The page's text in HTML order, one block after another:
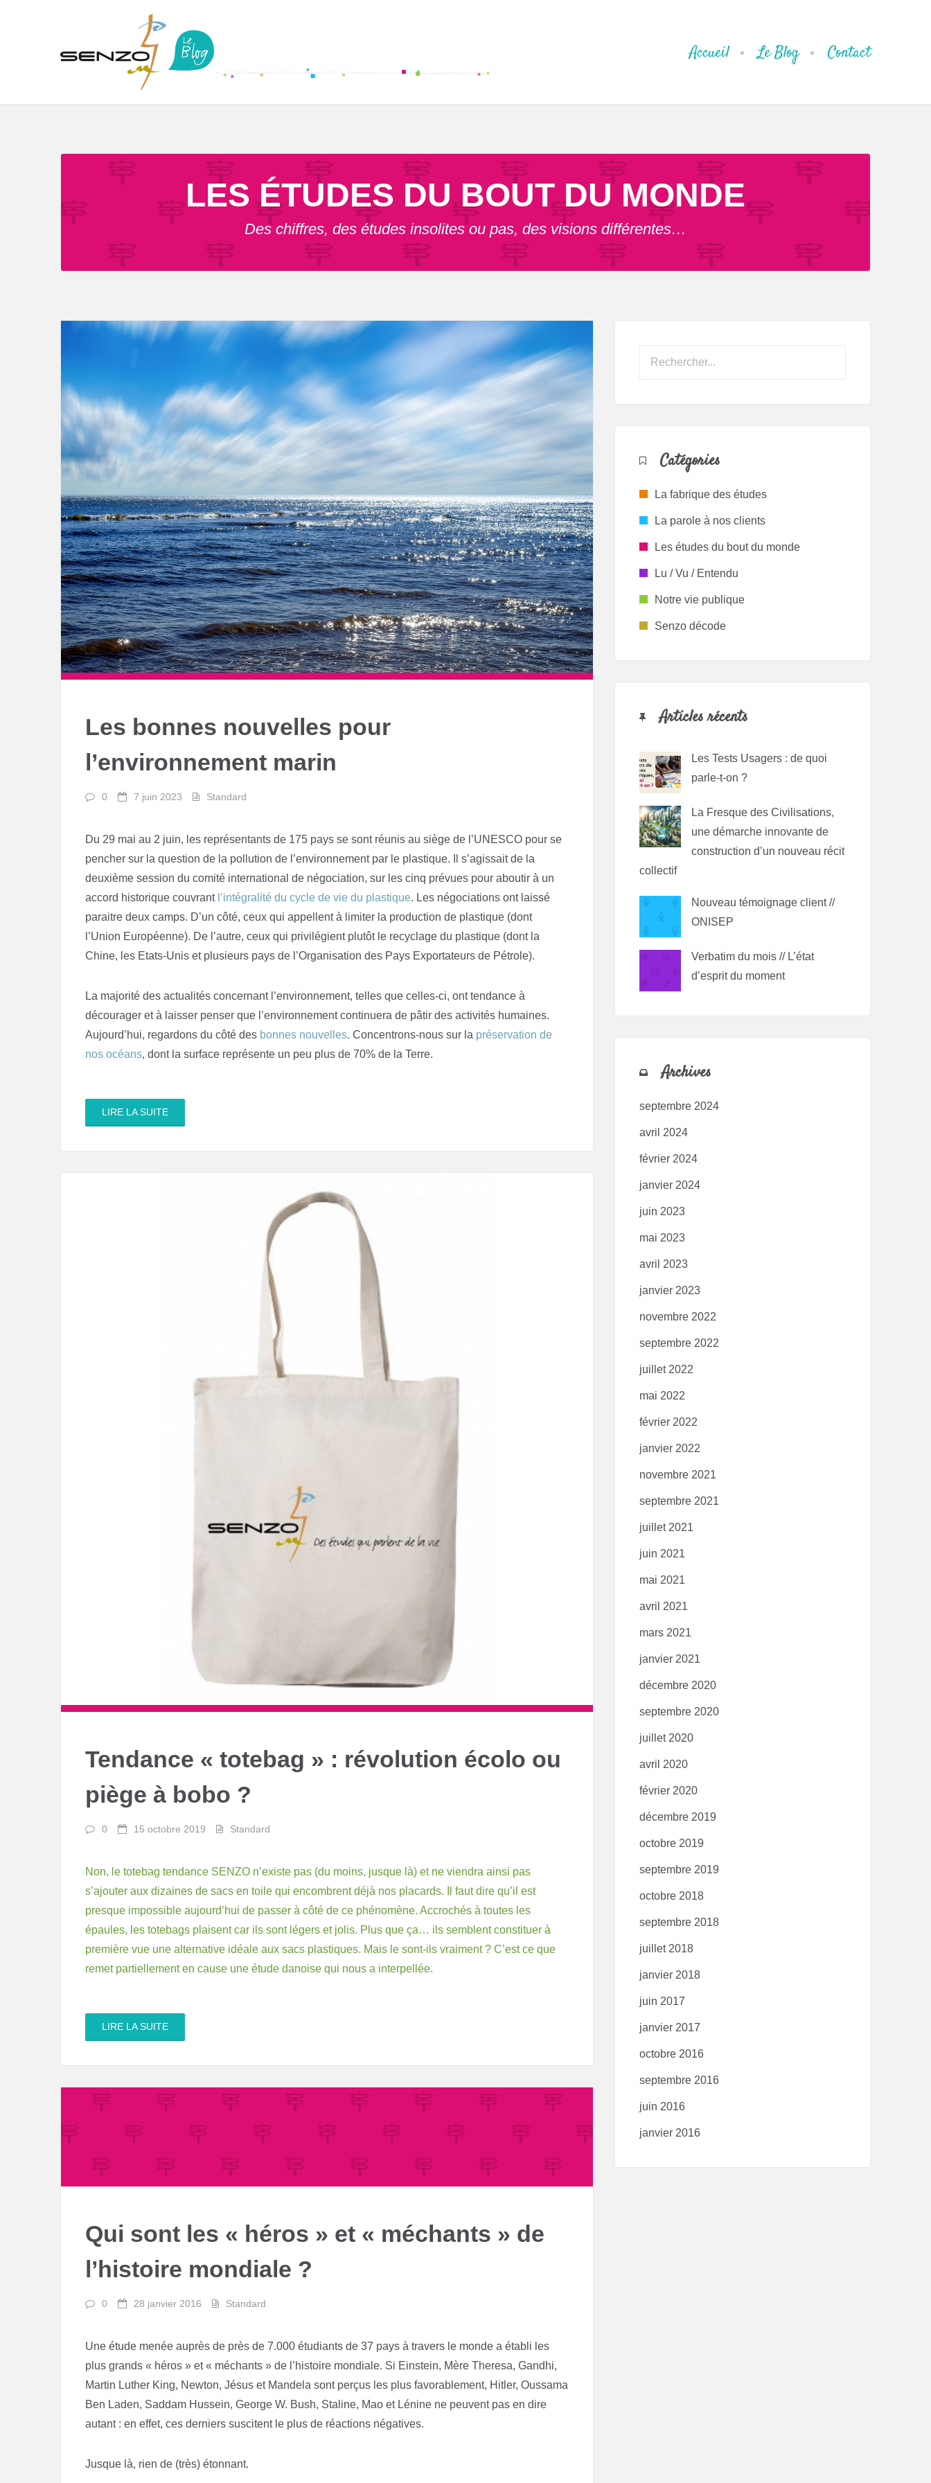
Accueil Le Blog Contact
LES ÉTUDES DU BOUT DU MONDE
Des chiffres, des études insolites ou pas, des visions différentes…
Les bonnes nouvelles pour
l’environnement marin
0 7 juin 2023 Standard
Du 29 mai au 2 juin, les représentants de 175 pays se sont réunis au siège de l’UNESCO pour se
pencher sur la question de la pollution de l’environnement par le plastique. Il s’agissait de la
deuxième session du comité international de négociation, sur les cinq prévues pour aboutir à un
accord historique couvrant l’intégralité du cycle de vie du plastique. Les négociations ont laissé
paraitre deux camps. D’un côté, ceux qui appellent à limiter la production de plastique (dont
l’Union Européenne). De l’autre, ceux qui privilégient plutôt le recyclage du plastique (dont la
Chine, les Etats-Unis et plusieurs pays de l’Organisation des Pays Exportateurs de Pétrole).
La majorité des actualités concernant l’environnement, telles que celles-ci, ont tendance à
décourager et à laisser penser que l’environnement continuera de pâtir des activités humaines.
Aujourd’hui, regardons du côté des bonnes nouvelles. Concentrons-nous sur la préservation de
nos océans, dont la surface représente un peu plus de 70% de la Terre.
LIRE LA SUITE
Tendance « totebag » : révolution écolo ou
piège à bobo ?
0 15 octobre 2019 Standard
Non, le totebag tendance SENZO n’existe pas (du moins, jusque là) et ne viendra ainsi pas
s’ajouter aux dizaines de sacs en toile qui encombrent déjà nos placards. Il faut dire qu’il est
presque impossible aujourd’hui de passer à côté de ce phénomène. Accrochés à toutes les
épaules, les totebags plaisent car ils sont légers et jolis. Plus que ça… ils semblent constituer à
première vue une alternative idéale aux sacs plastiques. Mais le sont-ils vraiment ? C’est ce que
remet partiellement en cause une étude danoise qui nous a interpellée.
LIRE LA SUITE
Qui sont les « héros » et « méchants » de
l’histoire mondiale ?
0 28 janvier 2016 Standard
Une étude menée auprès de près de 7.000 étudiants de 37 pays à travers le monde a établi les
plus grands « héros » et « méchants » de l’histoire mondiale. Si Einstein, Mère Theresa, Gandhi,
Martin Luther King, Newton, Jésus et Mandela sont perçus les plus favorablement, Hitler, Oussama
Ben Laden, Saddam Hussein, George W. Bush, Staline, Mao et Lénine ne peuvent pas en dire
autant : en effet, ces derniers suscitent le plus de réactions négatives.
Jusque là, rien de (très) étonnant.
Catégories
La fabrique des études
La parole à nos clients
Les études du bout du monde
Lu / Vu / Entendu
Notre vie publique
Senzo décode
Articles récents
Les Tests Usagers : de quoi
parle-t-on ?
La Fresque des Civilisations,
une démarche innovante de
construction d’un nouveau récit
collectif
Nouveau témoignage client //
ONISEP
Verbatim du mois // L’état
d’esprit du moment
Archives
septembre 2024
avril 2024
février 2024
janvier 2024
juin 2023
mai 2023
avril 2023
janvier 2023
novembre 2022
septembre 2022
juillet 2022
mai 2022
février 2022
janvier 2022
novembre 2021
septembre 2021
juillet 2021
juin 2021
mai 2021
avril 2021
mars 2021
janvier 2021
décembre 2020
septembre 2020
juillet 2020
avril 2020
février 2020
décembre 2019
octobre 2019
septembre 2019
octobre 2018
septembre 2018
juillet 2018
janvier 2018
juin 2017
janvier 2017
octobre 2016
septembre 2016
juin 2016
janvier 2016